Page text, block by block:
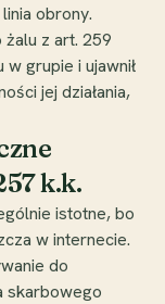
obrony.
z art. 259
w grupie i ujawnił
jej działania,
k.k.
istotne, bo
w internecie.
do
skarbowego